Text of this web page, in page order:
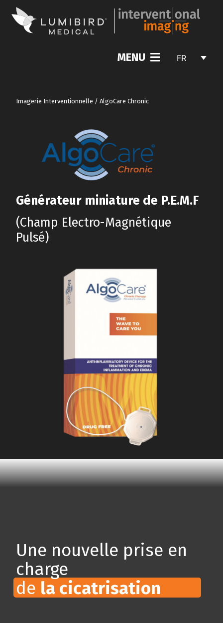
MENU FR
Imagerie Interventionnelle /AlgoCare Chronic
Générateur miniature de P.E.M.F
(Champ Electro-Magnétique
Pulsé)
Une nouvelle prise en
charge
de la cicatrisation